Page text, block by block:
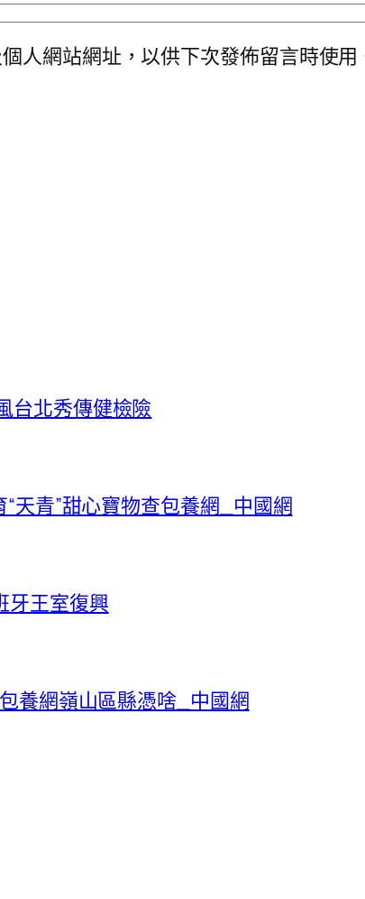
人網站網址，以供下次發佈留言時使用
台北秀傳健檢險
天青”甜心寶物查包養網_中國網
牙王室復興
養網嶺山區縣憑啥_中國網